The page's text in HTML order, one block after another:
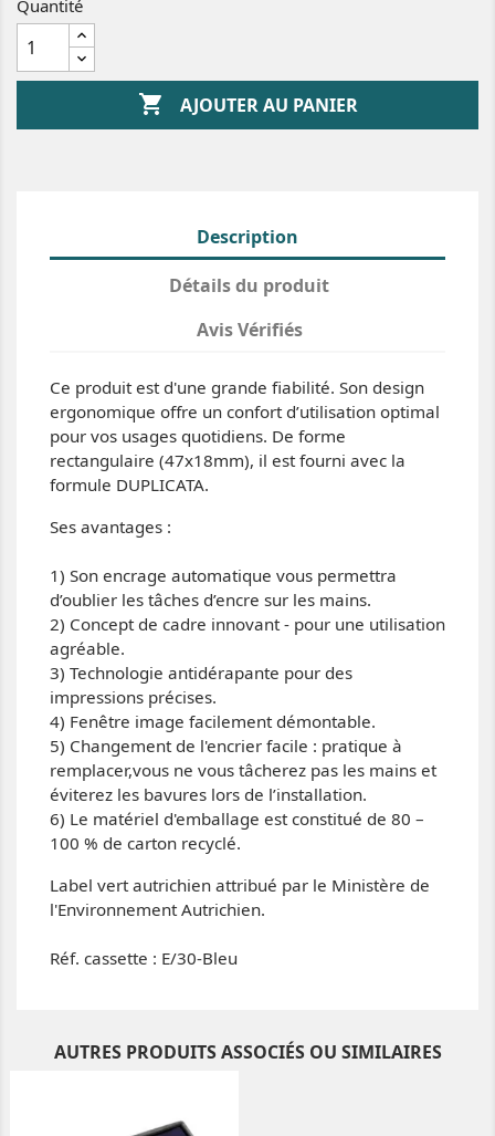
Quantité
 AJOUTER AU PANIER
Description
Détails du produit
Avis Vérifiés
Ce produit est d'une grande fiabilité. Son design
ergonomique offre un confort d’utilisation optimal
pour vos usages quotidiens. De forme
rectangulaire (47x18mm), il est fourni avec la
formule DUPLICATA.
Ses avantages :
1) Son encrage automatique vous permettra
d’oublier les tâches d’encre sur les mains.
2) Concept de cadre innovant - pour une utilisation
agréable.
3) Technologie antidérapante pour des
impressions précises.
4) Fenêtre image facilement démontable.
5) Changement de l'encrier facile : pratique à
remplacer,vous ne vous tâcherez pas les mains et
éviterez les bavures lors de l’installation.
6) Le matériel d'emballage est constitué de 80 –
100 % de carton recyclé.
Label vert autrichien attribué par le Ministère de
l'Environnement Autrichien.
Réf. cassette : E/30-Bleu
AUTRES PRODUITS ASSOCIÉS OU SIMILAIRES